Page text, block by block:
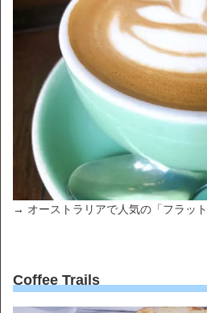
→ オーストラリアで人気の「フラット
Coffee Trails